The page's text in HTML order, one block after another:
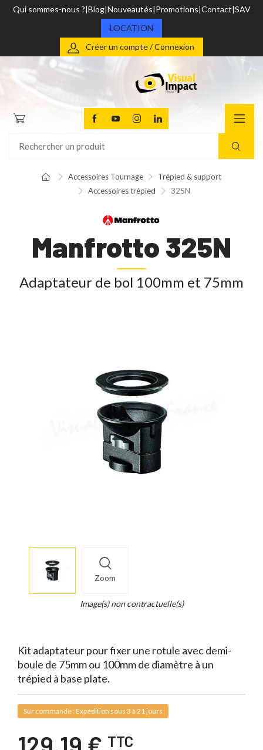
Qui sommes-nous ? Blog Nouveautés Promotions Contact SAV
LOCATION
Créer un compte / Connexion
Accessoires Tournage
Trépied & support
Accessoires trépied
325N
Manfrotto 325N
Adaptateur de bol 100mm et 75mm
Zoom
info
Image(s) non contractuelle(s)
Kit adaptateur pour fixer une rotule avec demi-
boule de 75mm ou 100mm de diamètre à un
trépied à base plate.
Sur commande : Expédition sous 3 à 21 jours
TTC